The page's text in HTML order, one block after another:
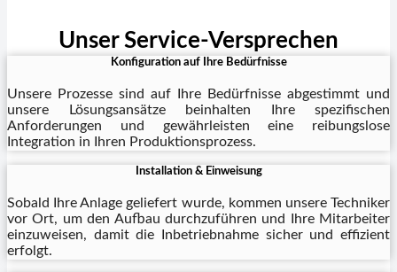
Unser Service-Versprechen
Konfiguration auf Ihre Bedürfnisse
Unsere Prozesse sind auf Ihre Bedürfnisse abgestimmt und
unsere Lösungsansätze beinhalten Ihre spezifischen
Anforderungen und gewährleisten eine reibungslose
Integration in Ihren Produktionsprozess.
Installation & Einweisung
Sobald Ihre Anlage geliefert wurde, kommen unsere Techniker
vor Ort, um den Aufbau durchzuführen und Ihre Mitarbeiter
einzuweisen, damit die Inbetriebnahme sicher und effizient
erfolgt.